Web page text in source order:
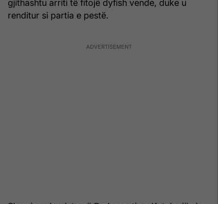
gjithashtu arriti të fitojë dyfish vende, duke u
renditur si partia e pestë.